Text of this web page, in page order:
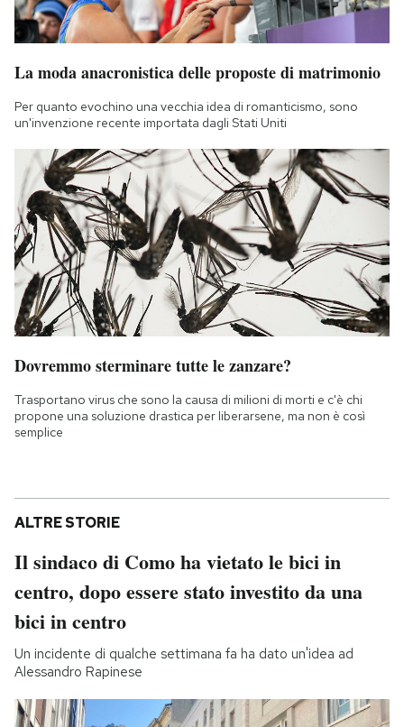
La moda anacronistica delle proposte di matrimonio
Per quanto evochino una vecchia idea di romanticismo, sono
un'invenzione recente importata dagli Stati Uniti
Dovremmo sterminare tutte le zanzare?
Trasportano virus che sono la causa di milioni di morti e c'è chi
propone una soluzione drastica per liberarsene, ma non è così
semplice
ALTRE STORIE
Il sindaco di Como ha vietato le bici in
centro, dopo essere stato investito da una
bici in centro
Un incidente di qualche settimana fa ha dato un'idea ad
Alessandro Rapinese